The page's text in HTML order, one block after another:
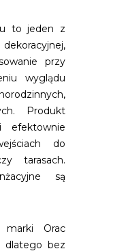
to jeden z
przy
wyglądu
Produkt
efektownie
do
tarasach.
są
Orac
dlatego bez